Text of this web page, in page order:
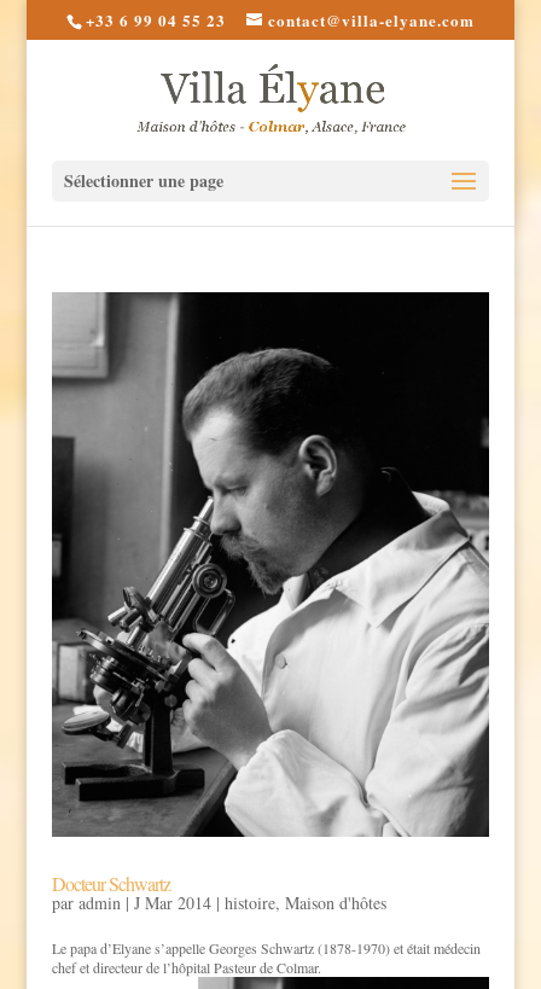
+33 6 99 04 55 23 contact@villa-elyane.com
Sélectionner une page
Docteur Schwartz
par admin| J Mar 2014| histoire, Maison d'hôtes
Le papa d’Elyane s’appelle Georges Schwartz (1878-1970) et était médecin
chef et directeur de l’hôpital Pasteur de Colmar.